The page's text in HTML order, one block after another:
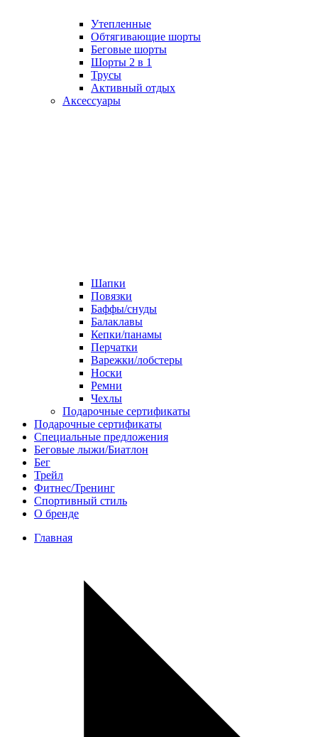
Утепленные
Обтягивающие шорты
Беговые шорты
Шорты 2 в 1
Трусы
Активный отдых
Аксессуары
Шапки
Повязки
Баффы/снуды
Балаклавы
Кепки/панамы
Перчатки
Варежки/лобстеры
Носки
Ремни
Чехлы
Подарочные сертификаты
Подарочные сертификаты
Специальные предложения
Беговые лыжи/Биатлон
Бег
Трейл
Фитнес/Тренинг
Спортивный стиль
О бренде
Главная